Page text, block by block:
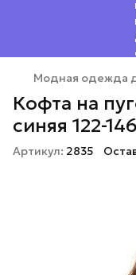
Модная одежда
Кофта на
синяя 122-146
Артикул: 2835